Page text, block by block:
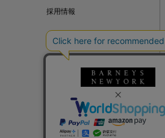
採用情報